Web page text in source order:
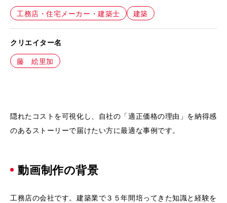
工務店・住宅メーカー・建築士
建築
クリエイター名
藤 絵里加
隠れたコストを可視化し、自社の「適正価格の理由」を納得感
のあるストーリーで届けたい方に最適な事例です。
動画制作の背景
工務店の会社です。建築業で３５年間培ってきた知識と経験を